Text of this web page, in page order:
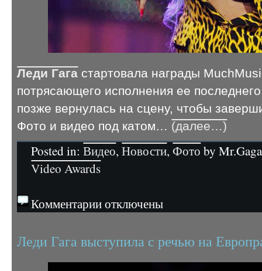
Леди Гага стартовала награды
потрясающего исполнения ее
позже вернулась на сцену, чтобы
Фото и видео под катом… (далее…)
Posted in:Видео,Новости,Фото by
Video Awards
Комментарии отключены
Леди Гага выступила с речью на